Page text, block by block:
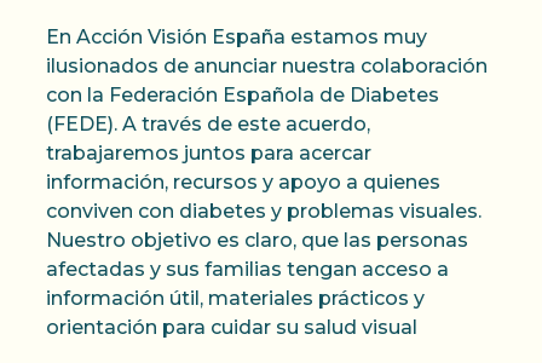
En Acción Visión España estamos muy
ilusionados de anunciar nuestra colaboración
con la Federación Española de Diabetes
(FEDE). A través de este acuerdo,
trabajaremos juntos para acercar
información, recursos y apoyo a quienes
conviven con diabetes y problemas visuales.
Nuestro objetivo es claro, que las personas
afectadas y sus familias tengan acceso a
información útil, materiales prácticos y
orientación para cuidar su salud visual